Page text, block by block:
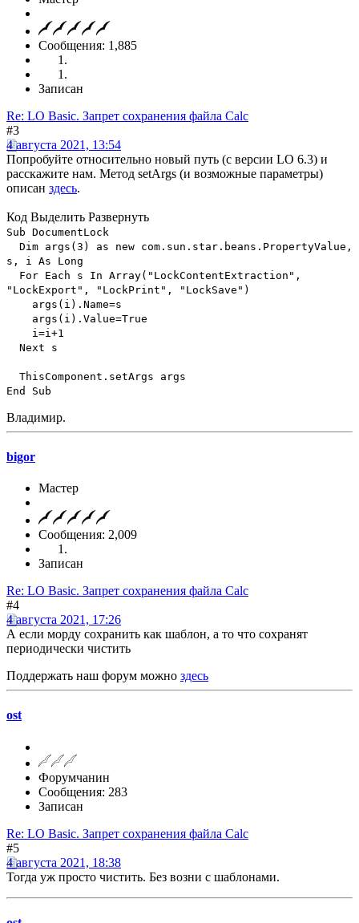
Сообщения: 1,885
Записан
Re: LO Basic. Запрет сохранения файла Calc
#3
4 августа 2021, 13:54
Попробуйте относительно новый путь (с версии LO 6.3) и
расскажите нам. Метод setArgs (и возможные параметры)
описан здесь.
Код Выделить Развернуть
Sub DocumentLock
Dim args(3) as new com.sun.star.beans.PropertyValue,
s, i As Long
For Each s In Array("LockContentExtraction",
"LockExport", "LockPrint", "LockSave")
args(i).Name=s
args(i).Value=True
i=i+1
Next s
ThisComponent.setArgs args
End Sub
Владимир.
bigor
Мастер
Сообщения: 2,009
Записан
Re: LO Basic. Запрет сохранения файла Calc
#4
4 августа 2021, 17:26
А если морду сохранить как шаблон, а то что сохранят
периодически чистить
Поддержать наш форум можно здесь
ost
Форумчанин
Сообщения: 283
Записан
Re: LO Basic. Запрет сохранения файла Calc
#5
4 августа 2021, 18:38
Тогда уж просто чистить. Без возни с шаблонами.